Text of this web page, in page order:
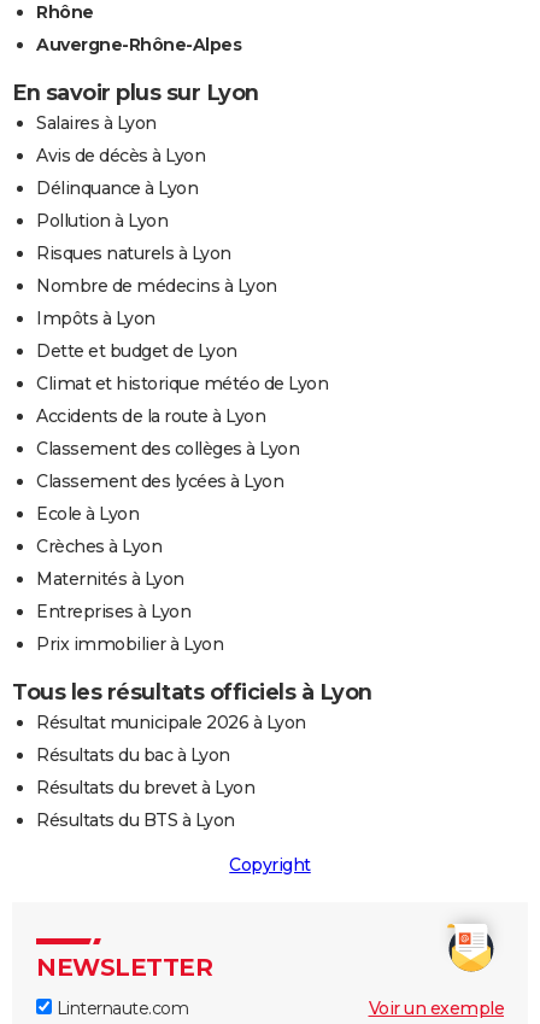
Rhône
Auvergne-Rhône-Alpes
En savoir plus sur Lyon
Salaires à Lyon
Avis de décès à Lyon
Délinquance à Lyon
Pollution à Lyon
Risques naturels à Lyon
Nombre de médecins à Lyon
Impôts à Lyon
Dette et budget de Lyon
Climat et historique météo de Lyon
Accidents de la route à Lyon
Classement des collèges à Lyon
Classement des lycées à Lyon
Ecole à Lyon
Crèches à Lyon
Maternités à Lyon
Entreprises à Lyon
Prix immobilier à Lyon
Tous les résultats officiels à Lyon
Résultat municipale 2026 à Lyon
Résultats du bac à Lyon
Résultats du brevet à Lyon
Résultats du BTS à Lyon
Copyright
NEWSLETTER
Linternaute.com Voir un exemple